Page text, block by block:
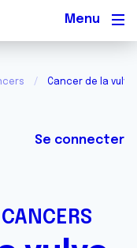
Cancer de la vulve
Se connecter